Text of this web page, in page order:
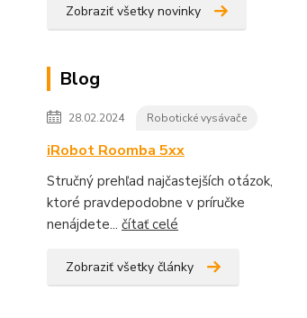
Zobraziť všetky novinky
Blog
28.02.2024 Robotické vysávače
iRobot Roomba 5xx
Stručný prehľad najčastejších otázok,
ktoré pravdepodobne v príručke
nenájdete... čítať celé
Zobraziť všetky články